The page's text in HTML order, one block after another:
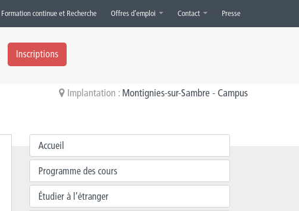
Formation continue et Recherche Offres d’emploi Contact Presse
Inscriptions
Implantation : Montignies-sur-Sambre - Campus
Accueil
Programme des cours
Étudier à l’étranger